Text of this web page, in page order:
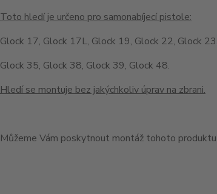
Toto hledí je určeno pro samonabíjecí pistole:
Glock 17, Glock 17L, Glock 19, Glock 22, Glock
Glock 35, Glock 38, Glock 39, Glock 48.
Hledí se montuje bez jakýchkoliv úprav na zbrani.
Můžeme Vám poskytnout montáž tohoto